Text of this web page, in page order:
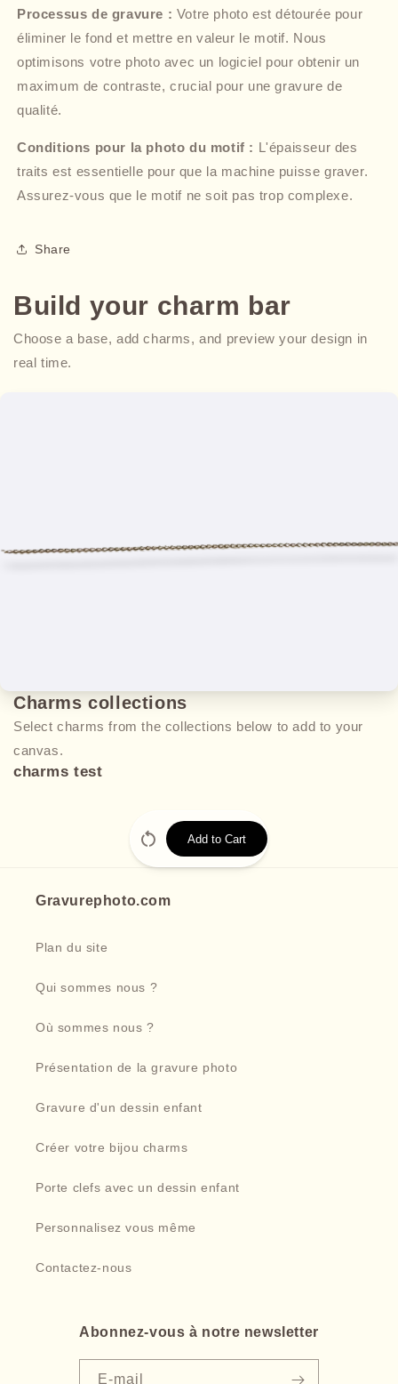
Processus de gravure : Votre photo est détourée pour
éliminer le fond et mettre en valeur le motif. Nous
optimisons votre photo avec un logiciel pour obtenir un
maximum de contraste, crucial pour une gravure de
qualité.
Conditions pour la photo du motif : L'épaisseur des
traits est essentielle pour que la machine puisse graver.
Assurez-vous que le motif ne soit pas trop complexe.
Share
Build your charm bar
Choose a base, add charms, and preview your design in
real time.
Charms collections
Select charms from the collections below to add to your
canvas.
charms test
Add to Cart
Gravurephoto.com
Plan du site
Qui sommes nous ?
Où sommes nous ?
Présentation de la gravure photo
Gravure d'un dessin enfant
Créer votre bijou charms
Porte clefs avec un dessin enfant
Personnalisez vous même
Contactez-nous
Abonnez-vous à notre newsletter
E-mail